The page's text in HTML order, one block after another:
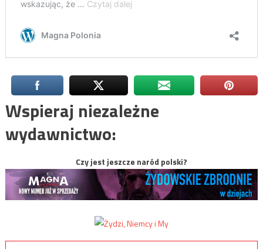
Wspieraj niezależne
wydawnictwo:
Czy jest jeszcze naród polski?